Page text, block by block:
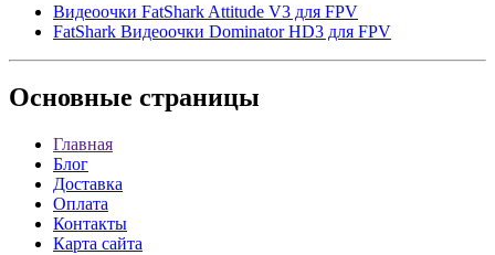
Видеоочки FatShark Attitude V3 для FPV
FatShark Видеоочки Dominator HD3 для FPV
Основные страницы
Главная
Блог
Доставка
Оплата
Контакты
Карта сайта